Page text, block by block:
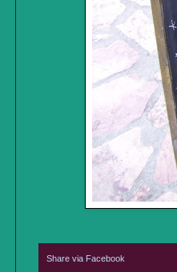
Share via Facebook